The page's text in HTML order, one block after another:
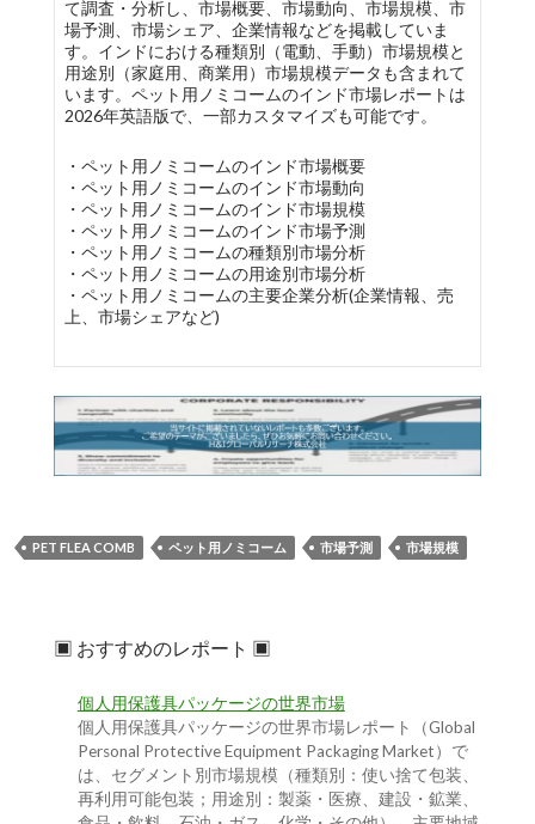
て調査・分析し、市場概要、市場動向、市場規模、市
場予測、市場シェア、企業情報などを掲載していま
す。インドにおける種類別（電動、手動）市場規模と
用途別（家庭用、商業用）市場規模データも含まれて
います。ペット用ノミコームのインド市場レポートは
2026年英語版で、一部カスタマイズも可能です。
・ペット用ノミコームのインド市場概要
・ペット用ノミコームのインド市場動向
・ペット用ノミコームのインド市場規模
・ペット用ノミコームのインド市場予測
・ペット用ノミコームの種類別市場分析
・ペット用ノミコームの用途別市場分析
・ペット用ノミコームの主要企業分析(企業情報、売
上、市場シェアなど)
PET FLEA COMB ペット用ノミコーム 市場予測 市場規模
▣ おすすめのレポート ▣
個人用保護具パッケージの世界市場
個人用保護具パッケージの世界市場レポート（Global
Personal Protective Equipment Packaging Market）で
は、セグメント別市場規模（種類別：使い捨て包装、
再利用可能包装；用途別：製薬・医療、建設・鉱業、